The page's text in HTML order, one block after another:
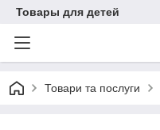
Товары для детей
Товари та послуги